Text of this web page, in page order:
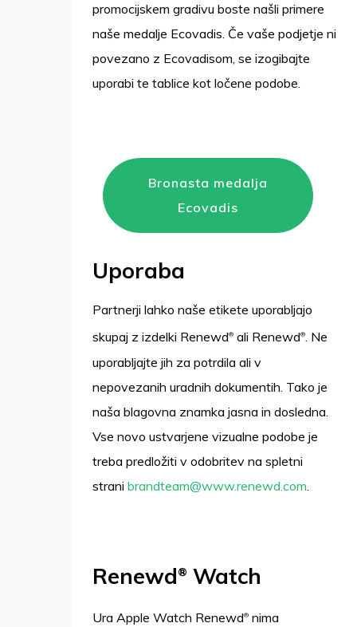
promocijskem gradivu boste našli primere
naše medalje Ecovadis. Če vaše podjetje ni
povezano z Ecovadisom, se izogibajte
uporabi te tablice kot ločene podobe.
Bronasta medalja
Ecovadis
Uporaba
Partnerji lahko naše etikete uporabljajo
skupaj z izdelki Renewd®ali Renewd®. Ne
uporabljajte jih za potrdila ali v
nepovezanih uradnih dokumentih. Tako je
naša blagovna znamka jasna in dosledna.
Vse novo ustvarjene vizualne podobe je
treba predložiti v odobritev na spletni
strani brandteam@www.renewd.com
Renewd® Watch
Ura Apple Watch Renewd®nima